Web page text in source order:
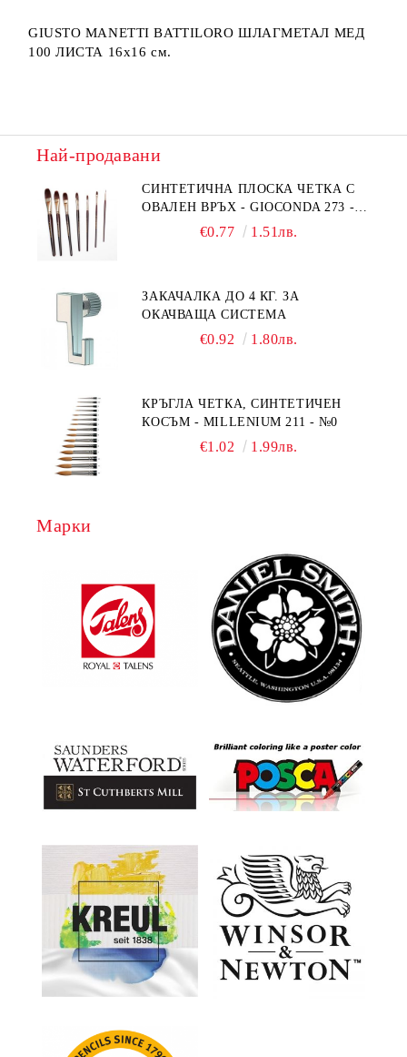
GIUSTO MANETTI BATTILORO ШЛАГМЕТАЛ МЕД
100 ЛИСТА 16x16 см.
Най-продавани
СИНТЕТИЧНА ПЛОСКА ЧЕТКА С
ОВАЛЕН ВРЪХ - GIOCONDA 273 -
€0.77 1.51лв.
ЗАКАЧАЛКА ДО 4 КГ. ЗА
ОКАЧВАЩА СИСТЕМА
€0.92 1.80лв.
КРЪГЛА ЧЕТКА, СИНТЕТИЧЕН
КОСЪМ - MILLENIUM 211 - №0
€1.02 1.99лв.
Марки